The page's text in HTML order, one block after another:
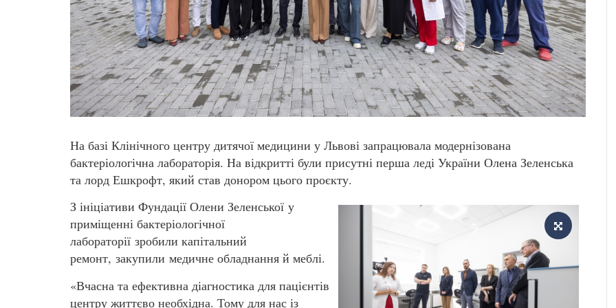
На базі Клінічного центру дитячої медицини у Львові запрацювала модернізована
бактеріологічна лабораторія. На відкритті були присутні перша леді України Олена Зеленська
та лорд Ешкрофт, який став донором цього проєкту.
З ініціативи Фундації Олени Зеленської у
приміщенні бактеріологічної
лабораторії зробили капітальний
ремонт, закупили медичне обладнання й меблі.
«Вчасна та ефективна діагностика для пацієнтів
центру життєво необхідна. Тому для нас із